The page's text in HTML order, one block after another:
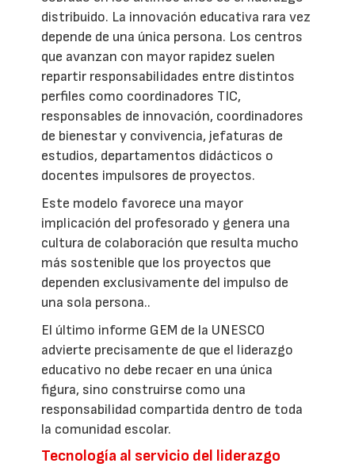
distribuido. La innovación educativa rara vez
depende de una única persona. Los centros
que avanzan con mayor rapidez suelen
repartir responsabilidades entre distintos
perfiles como coordinadores TIC,
responsables de innovación, coordinadores
de bienestar y convivencia, jefaturas de
estudios, departamentos didácticos o
docentes impulsores de proyectos.
Este modelo favorece una mayor
implicación del profesorado y genera una
cultura de colaboración que resulta mucho
más sostenible que los proyectos que
dependen exclusivamente del impulso de
una sola persona..
El último informe GEM de la UNESCO
advierte precisamente de que el liderazgo
educativo no debe recaer en una única
figura, sino construirse como una
responsabilidad compartida dentro de toda
la comunidad escolar.
Tecnología al servicio del liderazgo